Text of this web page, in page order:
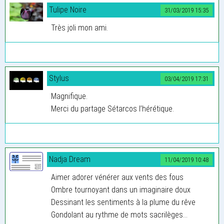
31/03/2019 15:35
Tulipe Noire
Très joli mon ami.
03/04/2019 17:31
Stylus
Magnifique.
Merci du partage Sétarcos l’hérétique.
11/04/2019 10:48
Nadja Dream
Aimer adorer vénérer aux vents des fous
Ombre tournoyant dans un imaginaire doux
Dessinant les sentiments à la plume du rêve
Gondolant au rythme de mots sacrilèges...